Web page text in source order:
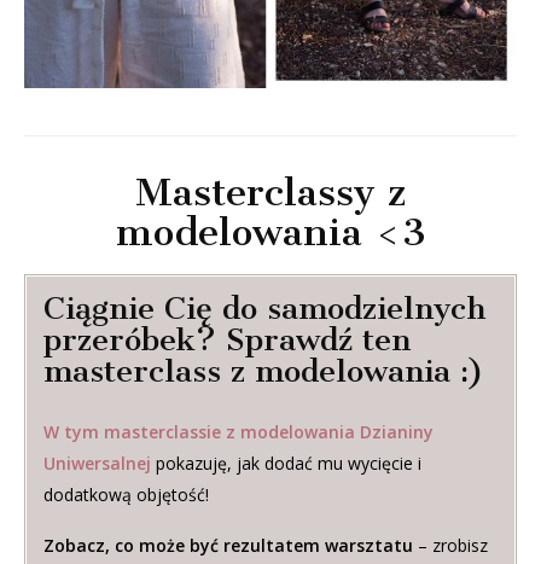
Masterclassy z
modelowania <3
Ciągnie Cię do samodzielnych
przeróbek? Sprawdź ten
masterclass z modelowania :)
W tym masterclassie z modelowania Dzianiny
Uniwersalnej pokazuję, jak dodać mu wycięcie i
dodatkową objętość!
Zobacz, co może być rezultatem warsztatu – zrobisz